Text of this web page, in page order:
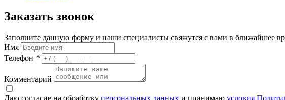
Заказать звонок
Заполните данную форму и наши специалисты свяжутся с вами в ближайшее
Имя
Телефон *
Комментарий